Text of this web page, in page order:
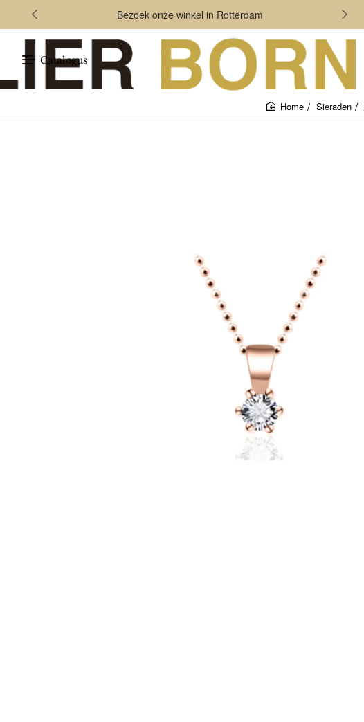
Bezoek onze winkel in Rotterdam
Catalogus
Sieraden